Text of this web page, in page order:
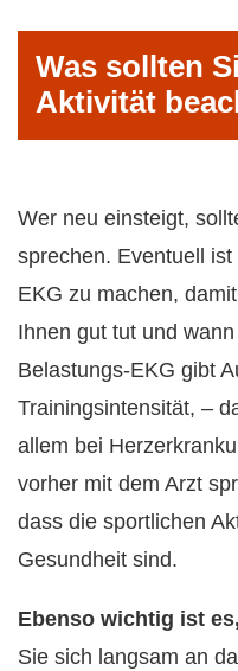
Was sollten
Aktivität
Wer neu einsteigt,
sprechen. Eventuell
EKG zu machen,
Ihnen gut tut und
Belastungs-EKG gibt
Trainingsintensität, –
allem bei
vorher mit dem Arzt
dass die sportlichen
Gesundheit sind.
Ebenso wichtig ist
Sie sich langsam an